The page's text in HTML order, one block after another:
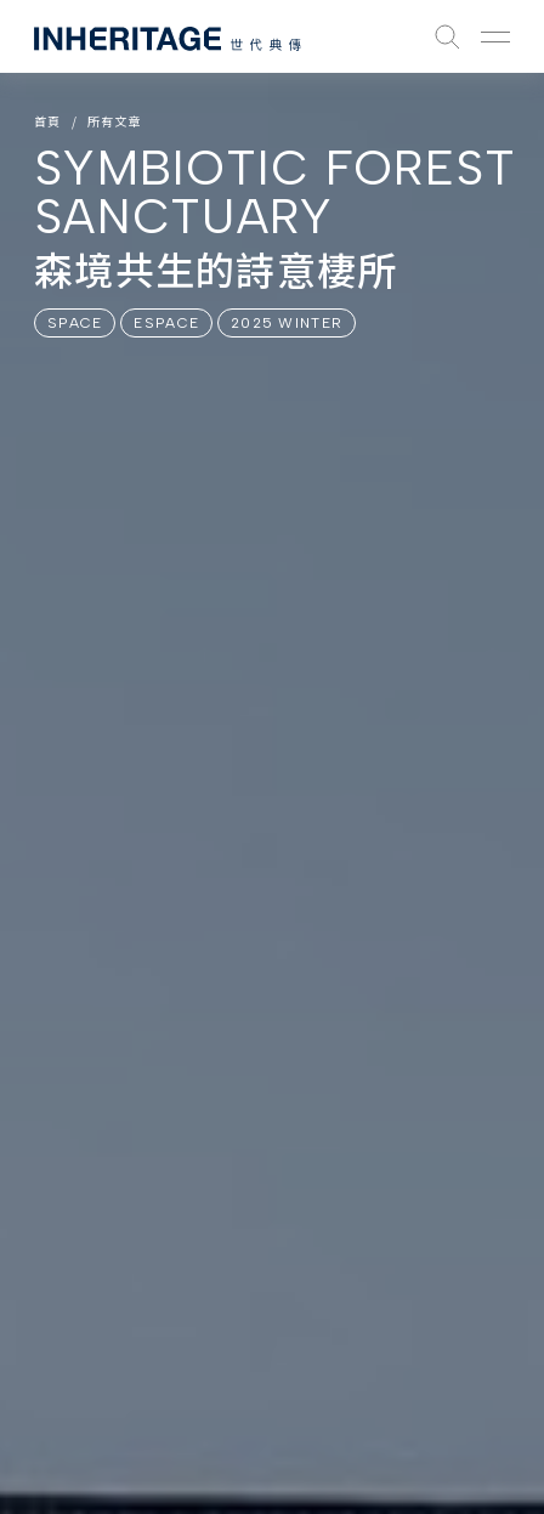
首頁 所有文章
SYMBIOTIC FOREST
SANCTUARY
森境共生的詩意棲所
SPACE ESPACE 2025 WINTER